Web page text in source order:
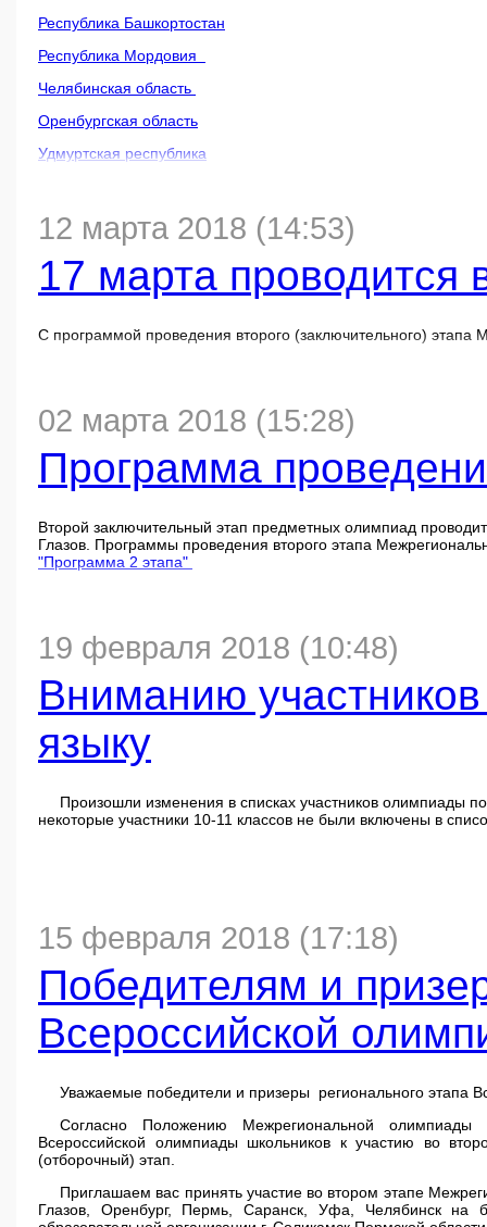
Республика Башкортостан
Республика Мордовия
Челябинская область
Оренбургская область
Удмуртская республика
Апелляции принимаются до 31 марта 2018г.
основании письменного заявления на имя председателя
C заданиями и решениями к заданиям второго этапа можно
12 марта 2018 (14:53)
17 марта проводится
С программой проведения второго (заключительного)
02 марта 2018 (15:28)
Программа
Второй заключительный этап предметных олимпиад
Глазов. Программы проведения второго этапа
"Программа 2 этапа"
19 февраля 2018 (10:48)
Вниманию
языку
Произошли изменения в списках участников олимпиады
некоторые участники 10-11 классов не были включены в
15 февраля 2018 (17:18)
Победителям и
Всероссийской
Уважаемые победители и призеры регионального этапа
Согласно Положению Межрегиональной
Всероссийской олимпиады школьников к участию во
(отборочный) этап.
Приглашаем вас принять участие во втором этапе
Глазов, Оренбург, Пермь, Саранск, Уфа, Челябинск на